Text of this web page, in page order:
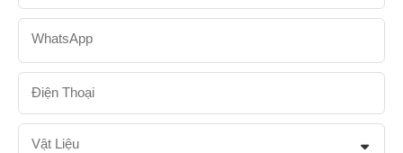
WhatsApp
Điện Thoại
Vật Liệu